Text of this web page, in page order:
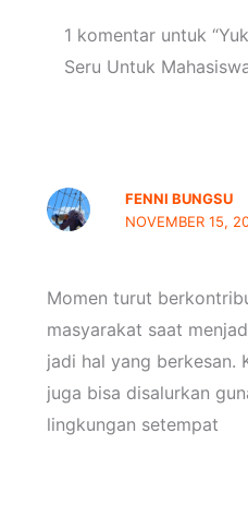
1 komentar untuk
Seru Untuk
FENNI BUNGSU
NOVEMBER 15,
Momen turut
masyarakat saat
jadi hal yang berkesan.
juga bisa disalurkan
lingkungan setempat